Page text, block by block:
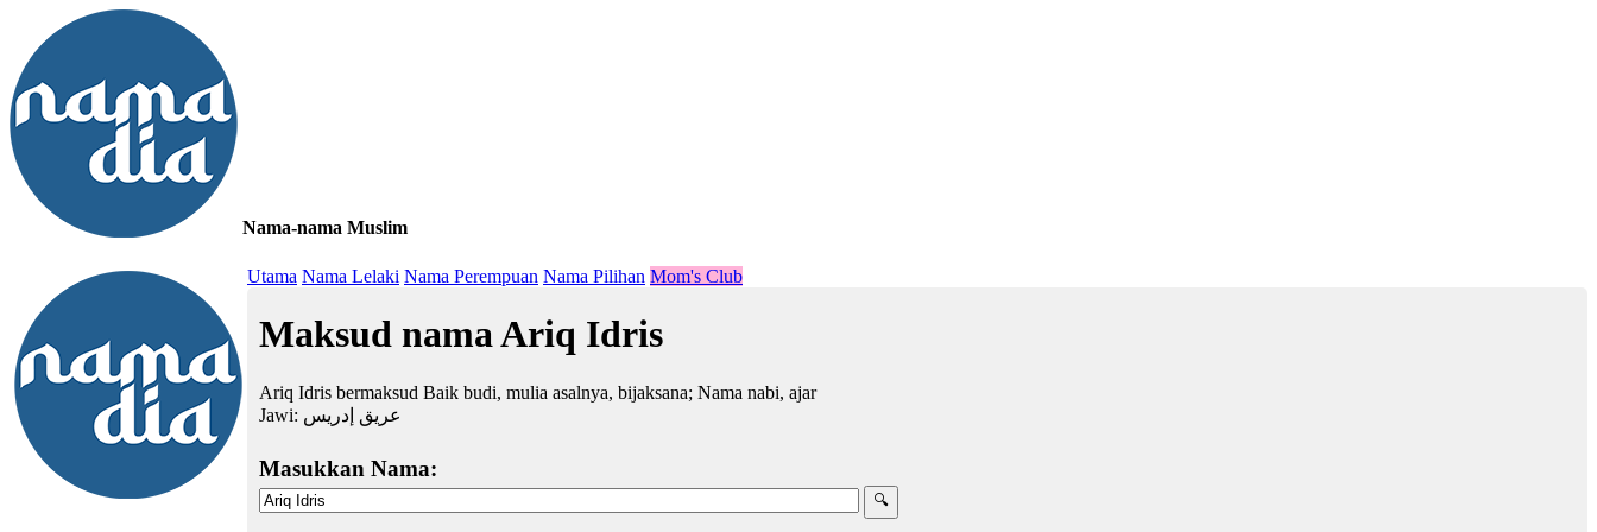
Nama-nama Muslim
Utama Nama Lelaki Nama Perempuan Nama Pilihan Mom's Club
Maksud nama Ariq Idris
Ariq Idris bermaksud Baik budi, mulia asalnya, bijaksana; Nama nabi, ajar
Jawi: عريق إدريس
Masukkan Nama: